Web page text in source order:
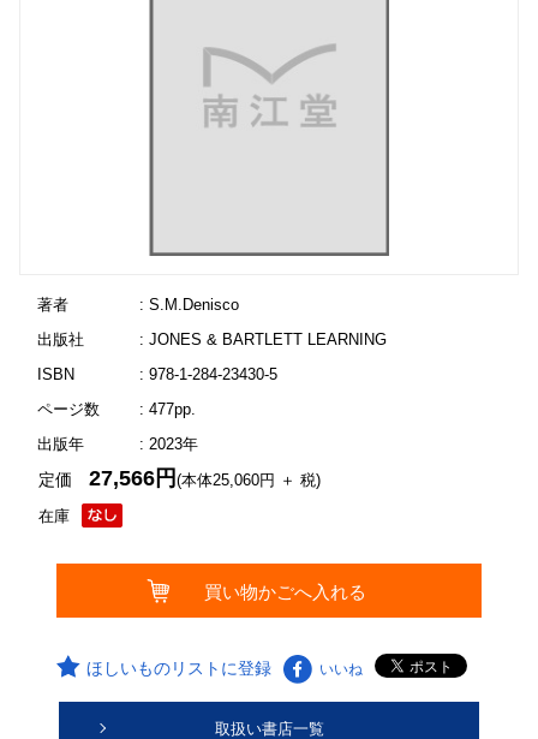
著者
: S.M.Denisco
出版社
: JONES & BARTLETT LEARNING
ISBN
: 978-1-284-23430-5
ページ数
: 477pp.
出版年
: 2023年
在庫
定価27,566円(本体25,060円 ＋ 税)
ほしいものリストに登録 いいね
取扱い書店一覧